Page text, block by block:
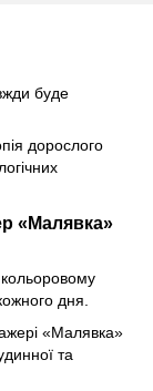
буде
дорослого
«Малявка»
дня.
«Малявка»
та